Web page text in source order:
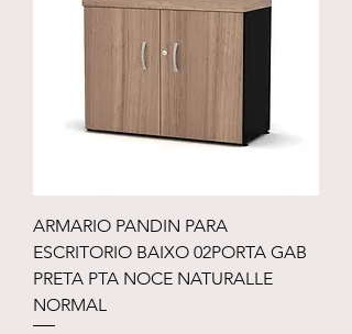
ARMARIO PANDIN PARA
ESCRITORIO BAIXO 02PORTA GAB
PRETA PTA NOCE NATURALLE
NORMAL